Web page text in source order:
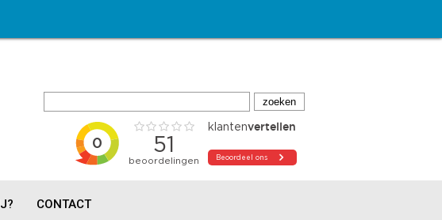
CONTACT